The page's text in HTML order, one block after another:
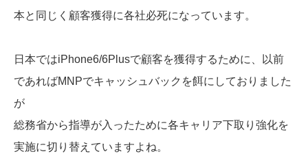
本と同じく顧客獲得に各社必死になっています。
日本ではiPhone6/6Plusで顧客を獲得するために、以前
であればMNPでキャッシュバックを餌にしておりました
が
総務省から指導が入ったために各キャリア下取り強化を
実施に切り替えていますよね。